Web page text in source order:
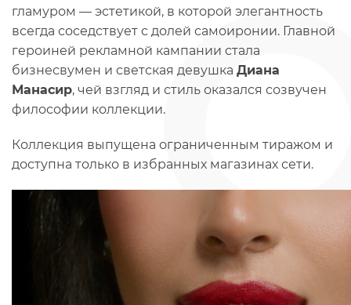
гламуром — эстетикой, в которой элегантность
всегда соседствует с долей самоиронии. Главной
героиней рекламной кампании стала
бизнесвумен и светская девушка Диана
Манасир, чей взгляд и стиль оказался созвучен
философии коллекции.
Коллекция выпущена ограниченным тиражом и
доступна только в избранных магазинах сети.